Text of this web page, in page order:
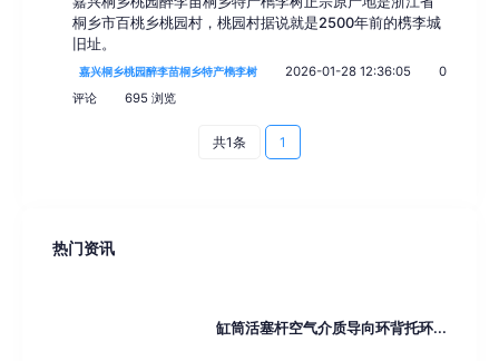
桐乡市百桃乡桃园村，桃园村据说就是2500年前的槜李城
旧址。
嘉兴桐乡桃园醉李苗桐乡特产檇李树 2026-01-28 12:36:05
0
评论
695 浏览
共1条 1
热门资讯
缸筒活塞杆空气介质导向环背托环...